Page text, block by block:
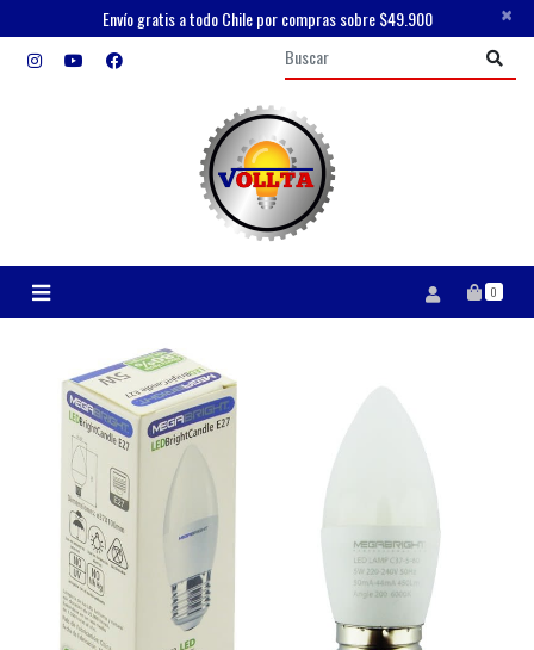
Envío gratis a todo Chile por compras sobre $49.900 ×
0